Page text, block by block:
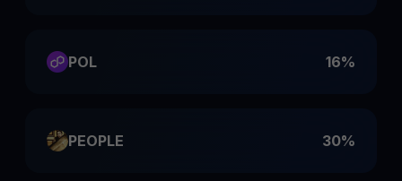
POL 16%
PEOPLE 30%